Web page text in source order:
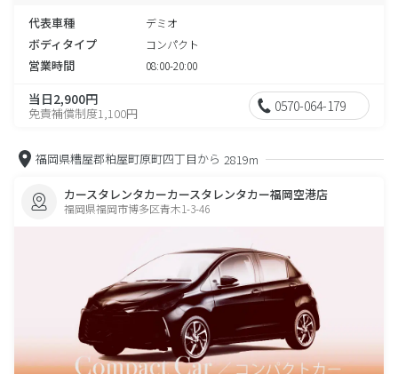
代表車種 デミオ
ボディタイプ コンパクト
営業時間 08:00-20:00
当日2,900円
免責補償制度1,100円 0570-064-179
福岡県糟屋郡粕屋町原町四丁目から 2819m
カースタレンタカーカースタレンタカー福岡空港店
福岡県福岡市博多区青木1-3-46